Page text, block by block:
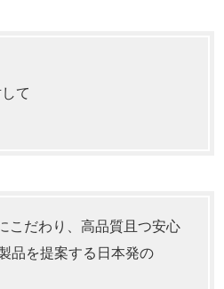
て
こだわり、高品質且つ安心
品を提案する日本発の